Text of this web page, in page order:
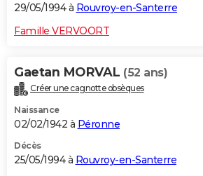
29/05/1994 à Rouvroy-en-Santerre
Famille VERVOORT
Gaetan MORVAL (52 ans)
Créer une cagnotte obsèques
Naissance
02/02/1942 à Péronne
Décès
25/05/1994 à Rouvroy-en-Santerre